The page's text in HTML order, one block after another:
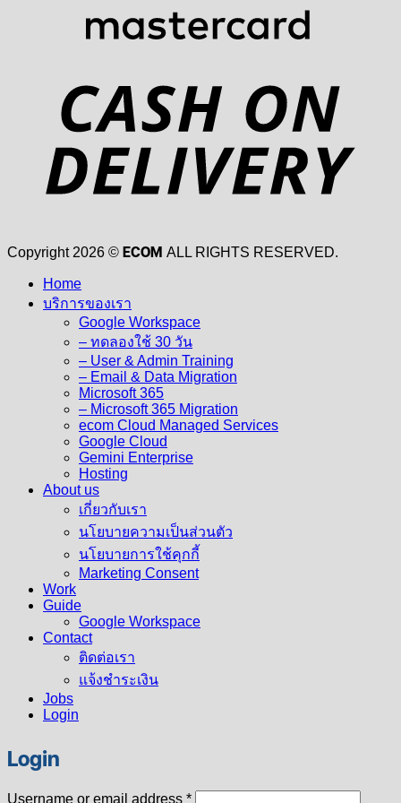
Copyright 2026 © ECOM ALL RIGHTS RESERVED.
Home
บริการของเรา
Google Workspace
– ทดลองใช้ 30 วัน
– User & Admin Training
– Email & Data Migration
Microsoft 365
– Microsoft 365 Migration
ecom Cloud Managed Services
Google Cloud
Gemini Enterprise
Hosting
About us
เกี่ยวกับเรา
นโยบายความเป็นส่วนตัว
นโยบายการใช้คุกกี้
Marketing Consent
Work
Guide
Google Workspace
Contact
ติดต่อเรา
แจ้งชำระเงิน
Jobs
Login
Login
Username or email address *Required